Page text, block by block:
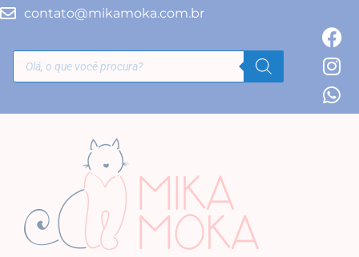
contato@mikamoka.com.br